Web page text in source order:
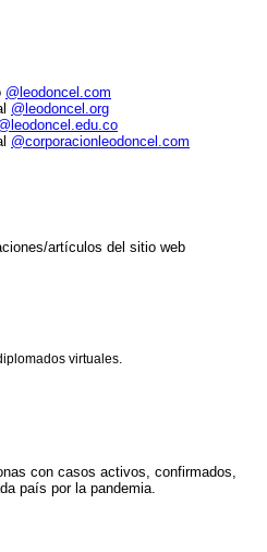
@leodoncel.com
@leodoncel.org
@corporacionleodoncel.com
artículos del sitio web
virtuales.
con casos activos, confirmados,
país por la pandemia.